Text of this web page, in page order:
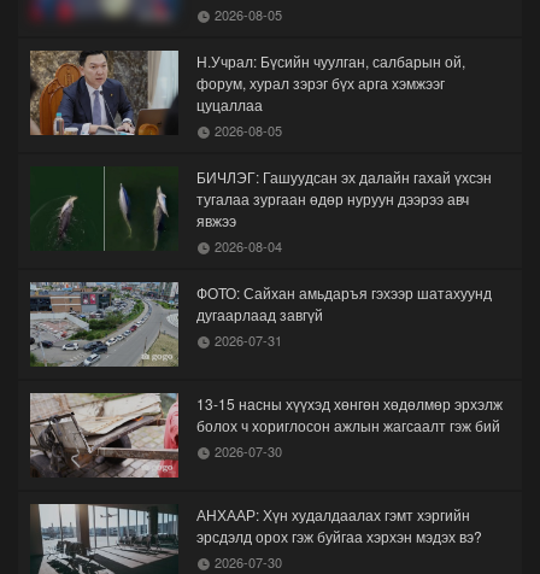
2026-08-05
Н.Учрал: Бүсийн чуулган, салбарын ой,
форум, хурал зэрэг бүх арга хэмжээг
цуцаллаа
2026-08-05
БИЧЛЭГ: Гашуудсан эх далайн гахай үхсэн
тугалаа зургаан өдөр нуруун дээрээ авч
явжээ
2026-08-04
ФОТО: Сайхан амьдаръя гэхээр шатахуунд
дугаарлаад завгүй
2026-07-31
13-15 насны хүүхэд хөнгөн хөдөлмөр эрхэлж
болох ч хориглосон ажлын жагсаалт гэж бий
2026-07-30
АНХААР: Хүн худалдаалах гэмт хэргийн
эрсдэлд орох гэж буйгаа хэрхэн мэдэх вэ?
2026-07-30